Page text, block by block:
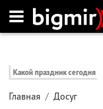
Какой праздник сегодня
Главная Досуг